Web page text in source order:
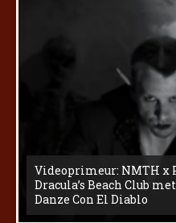
Videoprimeur: NMTH x
Dracula’s Beach Club
Danze Con El Diablo